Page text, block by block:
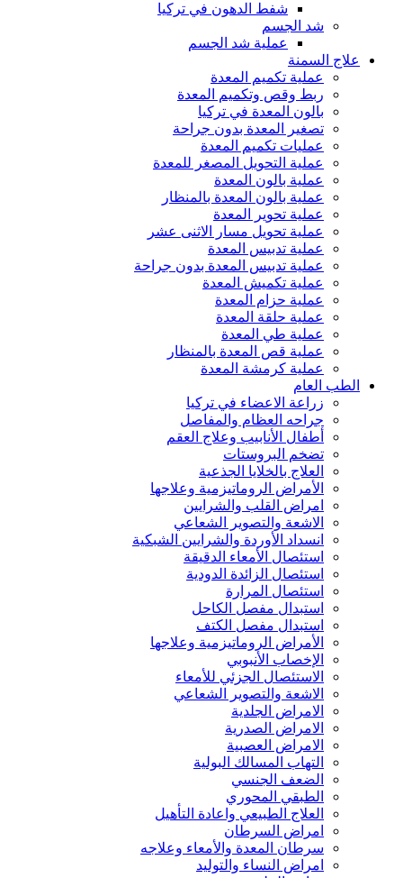
شفط الدهون في تركيا
شد الجسم
عملية شد الجسم
علاج السمنة
عملية تكميم المعدة
ربط وقص وتكميم المعدة
بالون المعدة في تركيا
تصغير المعدة بدون جراحة
عمليات تكميم المعدة
عملية التحويل المصغر للمعدة
عملية بالون المعدة
عملية بالون المعدة بالمنظار
عملية تحوير المعدة
عملية تحويل مسار الاثنى عشر
عملية تدبيس المعدة
عملية تدبيس المعدة بدون جراحة
عملية تكميش المعدة
عملية حزام المعدة
عملية حلقة المعدة
عملية طي المعدة
عملية قص المعدة بالمنظار
عملية كرمشة المعدة
الطب العام
زراعة الاعضاء في تركيا
جراحه العظام والمفاصل
أطفال الأنابيب وعلاج العقم
تضخم البروستات
العلاج بالخلايا الجذعية
الأمراض الروماتيزمية وعلاجها
امراض القلب والشرايين
الاشعة والتصوير الشعاعي
انسداد الأوردة والشرايين الشبكية
استئصال الأمعاء الدقيقة
استئصال الزائدة الدودية
استئصال المرارة
استبدال مفصل الكاحل
استبدال مفصل الكتف
الأمراض الروماتيزمية وعلاجها
الإخصاب الأنبوبي
الاستئصال الجزئي للأمعاء
الاشعة والتصوير الشعاعي
الامراض الجلدية
الامراض الصدرية
الامراض العصبية
التهاب المسالك البولية
الضعف الجنسي
الطبقي المحوري
العلاج الطبيعي واعادة التأهيل
امراض السرطان
سرطان المعدة والأمعاء وعلاجه
امراض النساء والتوليد